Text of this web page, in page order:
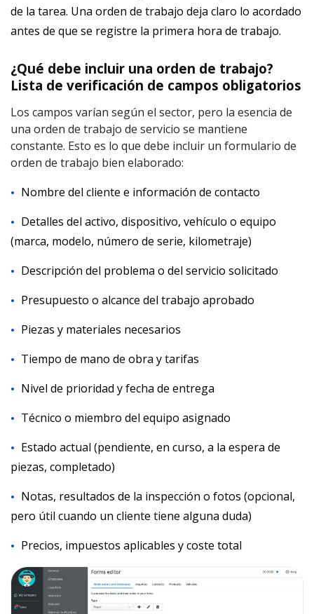
de la tarea. Una orden de trabajo deja claro lo acordado
antes de que se registre la primera hora de trabajo.
¿Qué debe incluir una orden de trabajo?
Lista de verificación de campos obligatorios
Los campos varían según el sector, pero la esencia de
una orden de trabajo de servicio se mantiene
constante. Esto es lo que debe incluir un formulario de
orden de trabajo bien elaborado:
Nombre del cliente e información de contacto
Detalles del activo, dispositivo, vehículo o equipo
(marca, modelo, número de serie, kilometraje)
Descripción del problema o del servicio solicitado
Presupuesto o alcance del trabajo aprobado
Piezas y materiales necesarios
Tiempo de mano de obra y tarifas
Nivel de prioridad y fecha de entrega
Técnico o miembro del equipo asignado
Estado actual (pendiente, en curso, a la espera de
piezas, completado)
Notas, resultados de la inspección o fotos (opcional,
pero útil cuando un cliente tiene alguna duda)
Precios, impuestos aplicables y coste total